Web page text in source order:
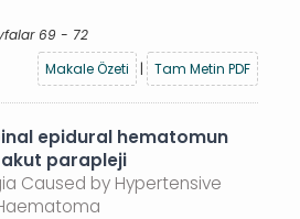
69 - 72
Makale Özeti
| Tam Metin PDF
epidural hematomun
parapleji
Caused by Hypertensive